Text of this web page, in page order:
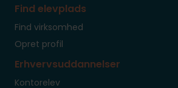
Find elevplads
Find virksomhed
Opret profil
Erhvervsuddannelser
Kontorelev